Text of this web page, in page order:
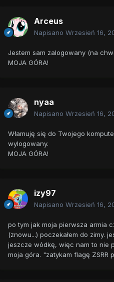
Arceus
Napisano Wrzesień 16,
Jestem sam zalogowany (na
MOJA GÓRA!
nyaa
Napisano Wrzesień 16,
Włamuję się do Twojego
wylogowany.
MOJA GÓRA!
izy97
Napisano Wrzesień 16,
po tym jak moja pierwsza armia
(znowu...) poczekałem do zimy.
jeszcze wódkę, więc nam to nie
moja góra. "zatykam flagę ZSRR